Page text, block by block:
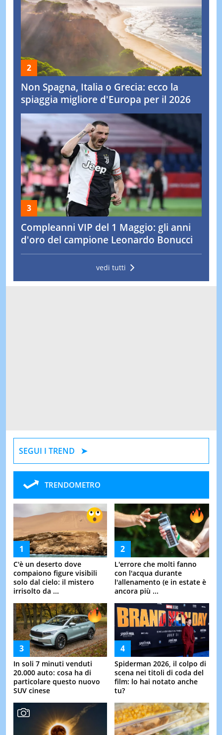
Non Spagna, Italia o Grecia: ecco la
spiaggia migliore d'Europa per il 2026
Compleanni VIP del 1 Maggio: gli anni
d'oro del campione Leonardo Bonucci
vedi tutti
SEGUI I TREND
TRENDOMETRO
C'è un deserto dove
compaiono figure visibili
solo dal cielo: il mistero
irrisolto da ...
L'errore che molti fanno
con l'acqua durante
l'allenamento (e in estate è
ancora più ...
In soli 7 minuti venduti
20.000 auto: cosa ha di
particolare questo nuovo
SUV cinese
Spiderman 2026, il colpo di
scena nei titoli di coda del
film: lo hai notato anche
tu?